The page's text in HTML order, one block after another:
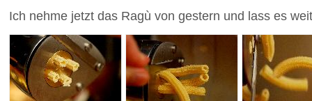
Ich nehme jetzt das Ragù von gestern und lass es